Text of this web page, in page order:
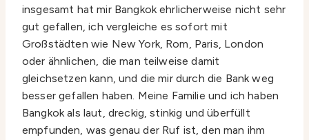
insgesamt hat mir Bangkok ehrlicherweise nicht sehr
gut gefallen, ich vergleiche es sofort mit
Großstädten wie New York, Rom, Paris, London
oder ähnlichen, die man teilweise damit
gleichsetzen kann, und die mir durch die Bank weg
besser gefallen haben. Meine Familie und ich haben
Bangkok als laut, dreckig, stinkig und überfüllt
empfunden, was genau der Ruf ist, den man ihm